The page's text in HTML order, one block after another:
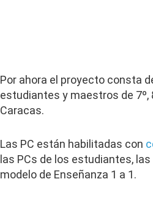
Por ahora el proyecto consta
estudiantes y maestros de 7º,
Caracas.
Las PC están habilitadas con
las PCs de los estudiantes,
modelo de Enseñanza 1 a 1.